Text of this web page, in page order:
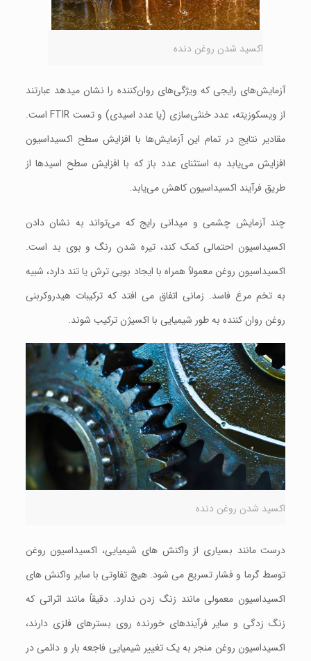
اکسید شدن روغن دنده
آزمایش‌های رایجی که ویژگی‌های روان‌کننده را نشان ميدهد عبارتند
از ویسکوزیته، عدد خنثی‌سازی (يا عدد اسیدی) و تست FTIR است.
مقادیر نتایج در تمام این آزمایش‌ها با افزایش سطح اکسیداسیون
افزایش می‌یابد به استثنای عدد باز که با افزایش سطح اسیدها از
طریق فرآیند اکسیداسیون کاهش می‌یابد.
چند آزمایش چشمی و میدانی رایج که می‌تواند به نشان دادن
اکسیداسیون احتمالی کمک کند، تیره شدن رنگ و بوی بد است.
اکسیداسیون روغن معمولاً همراه با ايجاد بویی ترش یا تند دارد، شبیه
به تخم مرغ فاسد. زمانی اتفاق می افتد که ترکیبات هیدروکربنی
روغن روان کننده به طور شیمیایی با اکسیژن ترکیب شوند.
اکسید شدن روغن دنده
درست مانند بسیاری از واکنش های شیمیایی، اکسیداسیون روغن
توسط گرما و فشار تسریع می شود. هیچ تفاوتی با سایر واکنش های
اکسیداسیون معمولی مانند زنگ زدن ندارد. دقیقاً مانند اثراتی که
زنگ زدگی و سایر فرآیندهای خورنده روی بسترهای فلزی دارند،
اکسیداسیون روغن منجر به یک تغییر شیمیایی فاجعه بار و دائمی در